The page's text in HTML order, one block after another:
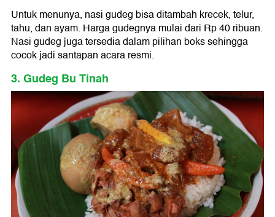
Untuk menunya, nasi gudeg bisa ditambah krecek, telur,
tahu, dan ayam. Harga gudegnya mulai dari Rp 40 ribuan.
Nasi gudeg juga tersedia dalam pilihan boks sehingga
cocok jadi santapan acara resmi.
3. Gudeg Bu Tinah